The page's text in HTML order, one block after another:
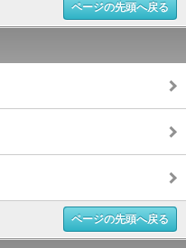
ページの先頭へ戻る
ページの先頭へ戻る